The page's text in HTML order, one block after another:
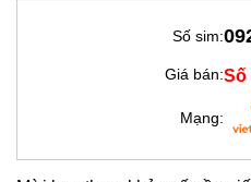
Số sim:
Giá bán:Số
Mạng: